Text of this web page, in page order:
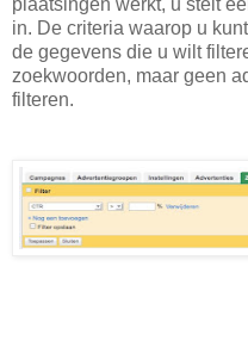
in. De criteria waarop u
de gegevens die u wilt
zoekwoorden, maar geen
filteren.